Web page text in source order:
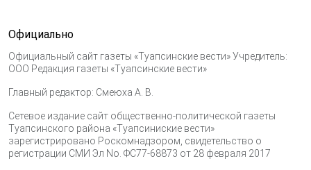
Официально
Официальный сайт газеты «Туапсинские вести» Учредитель:
ООО Редакция газеты «Туапсинские вести»
Главный редактор: Смеюха А. В.
Сетевое издание сайт общественно-политической газеты
Туапсинского района «Туапсиниские вести»
зарегистрировано Роскомнадзором, свидетельство о
регистрации СМИ Эл No. ФС77-68873 от 28 февраля 2017